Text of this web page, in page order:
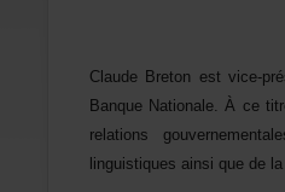
ClaudeBretonestvice-